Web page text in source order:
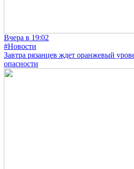
Вчера в 19:02
#Новости
Завтра рязанцев ждет оранжевый
опасности